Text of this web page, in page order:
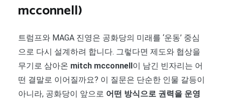
mcconnell)
트럼프와 MAGA 진영은 공화당의 미래를 ‘운동’ 중심
으로 다시 설계하려 합니다. 그렇다면 제도와 협상을
무기로 삼아온 mitch mcconnell이 남긴 빈자리는 어
떤 결말로 이어질까요? 이 질문은 단순한 인물 갈등이
아니라, 공화당이 앞으로 어떤 방식으로 권력을 운영